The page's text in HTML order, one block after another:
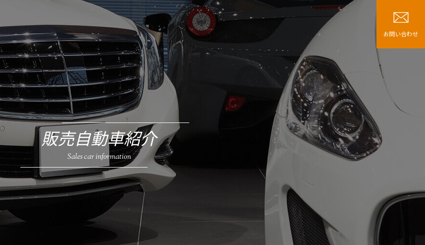
お問い合わせ
販売自動車紹介
Sales car information